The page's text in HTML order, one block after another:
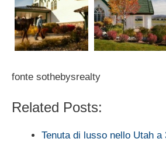
fonte sothebysrealty
Related Posts:
Tenuta di lusso nello Utah